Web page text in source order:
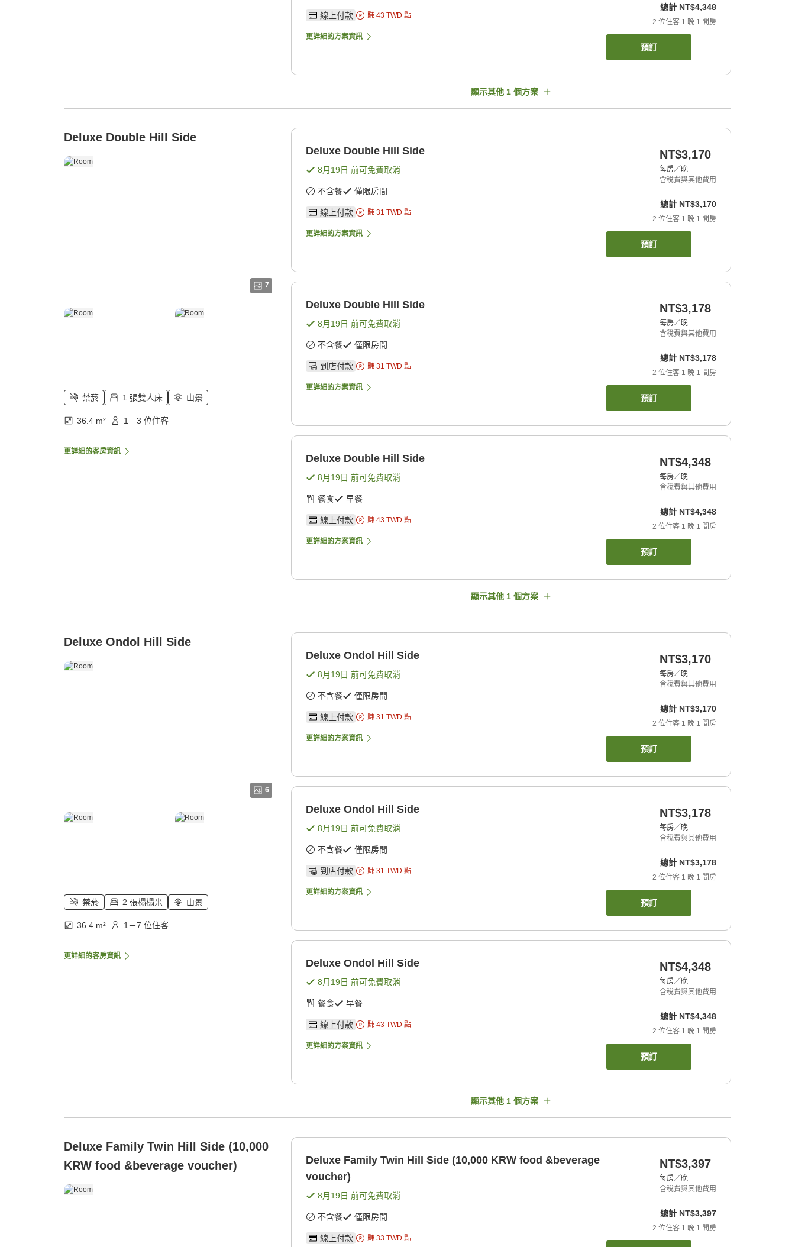
線上付款 賺 43 TWD 點
更詳細的方案資訊
總計 NT$4,348
2 位住客 1 晚 1 間房
預訂
顯示其他 1 個方案
Deluxe Double Hill Side
7
禁菸 1 張雙人床 山景
36.4 m² 1－3 位住客
更詳細的客房資訊
Deluxe Double Hill Side
8月19日 前可免費取消
不含餐 僅限房間
線上付款 賺 31 TWD 點
更詳細的方案資訊
NT$3,170
每房／晚
含稅費與其他費用
總計 NT$3,170
2 位住客 1 晚 1 間房
預訂
Deluxe Double Hill Side
8月19日 前可免費取消
不含餐 僅限房間
到店付款 賺 31 TWD 點
更詳細的方案資訊
NT$3,178
每房／晚
含稅費與其他費用
總計 NT$3,178
2 位住客 1 晚 1 間房
預訂
Deluxe Double Hill Side
8月19日 前可免費取消
餐食 早餐
線上付款 賺 43 TWD 點
更詳細的方案資訊
NT$4,348
每房／晚
含稅費與其他費用
總計 NT$4,348
2 位住客 1 晚 1 間房
預訂
顯示其他 1 個方案
Deluxe Ondol Hill Side
6
禁菸 2 張榻榻米 山景
36.4 m² 1－7 位住客
更詳細的客房資訊
Deluxe Ondol Hill Side
8月19日 前可免費取消
不含餐 僅限房間
線上付款 賺 31 TWD 點
更詳細的方案資訊
NT$3,170
每房／晚
含稅費與其他費用
總計 NT$3,170
2 位住客 1 晚 1 間房
預訂
Deluxe Ondol Hill Side
8月19日 前可免費取消
不含餐 僅限房間
到店付款 賺 31 TWD 點
更詳細的方案資訊
NT$3,178
每房／晚
含稅費與其他費用
總計 NT$3,178
2 位住客 1 晚 1 間房
預訂
Deluxe Ondol Hill Side
8月19日 前可免費取消
餐食 早餐
線上付款 賺 43 TWD 點
更詳細的方案資訊
NT$4,348
每房／晚
含稅費與其他費用
總計 NT$4,348
2 位住客 1 晚 1 間房
預訂
顯示其他 1 個方案
Deluxe Family Twin Hill Side (10,000
KRW food &beverage voucher)
Deluxe Family Twin Hill Side (10,000 KRW food &beverage
voucher)
8月19日 前可免費取消
不含餐 僅限房間
線上付款 賺 33 TWD 點
NT$3,397
每房／晚
含稅費與其他費用
總計 NT$3,397
2 位住客 1 晚 1 間房